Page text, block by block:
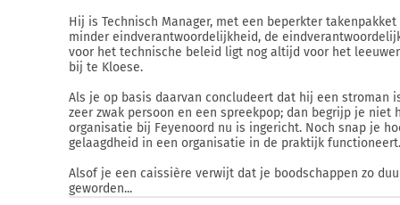
Hij is Technisch Manager, met een beperkter takenpakket
minder eindverantwoordelijkheid, de
voor het technische beleid ligt nog altijd voor het
bij te Kloese.
Als je op basis daarvan concludeert dat hij een stroman
zeer zwak persoon en een spreekpop; dan begrijp je niet
organisatie bij Feyenoord nu is ingericht. Noch snap je
gelaagdheid in een organisatie in de praktijk functioneert.
Alsof je een caissière verwijt dat je boodschappen zo
geworden...